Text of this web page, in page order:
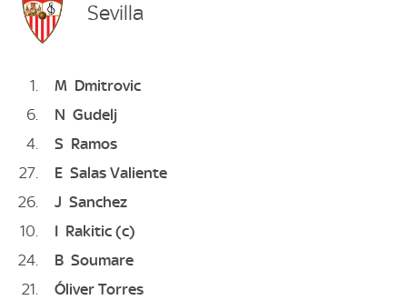
Sevilla
1 M Dmitrovic
6
N Gudelj
4
S Ramos
27
E Salas Valiente
26
J Sanchez
10
I Rakitic (c)
24
B Soumare
21
Óliver Torres